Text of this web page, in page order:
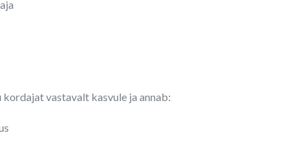
vastavalt kasvule ja annab: